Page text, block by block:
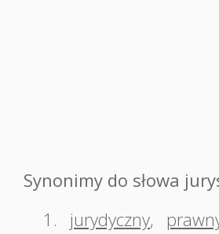
Synonimy do słowa
1.
jurydyczny,